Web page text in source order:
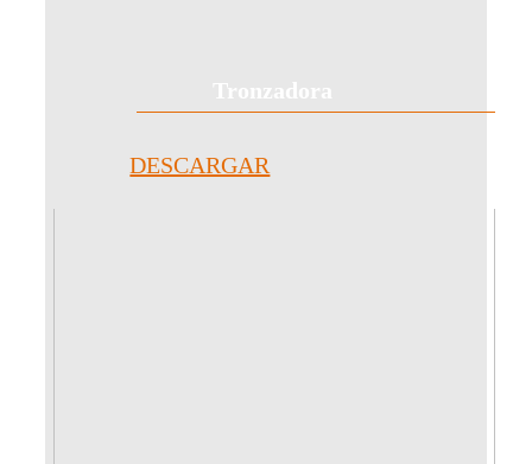
DESCARGAR